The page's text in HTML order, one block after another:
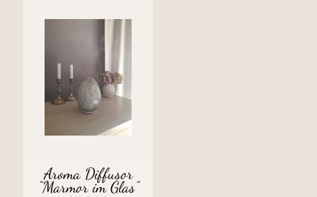
Aroma Diffusor
“Marmor im Glas”